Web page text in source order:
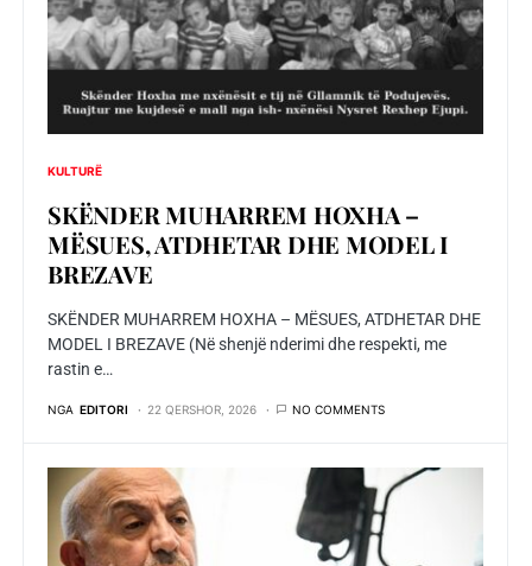
KULTURË
SKËNDER MUHARREM HOXHA –
MËSUES, ATDHETAR DHE MODEL I
BREZAVE
SKËNDER MUHARREM HOXHA – MËSUES, ATDHETAR DHE
MODEL I BREZAVE (Në shenjë nderimi dhe respekti, me
rastin e…
NGA EDITORI 22 QERSHOR, 2026 NO COMMENTS